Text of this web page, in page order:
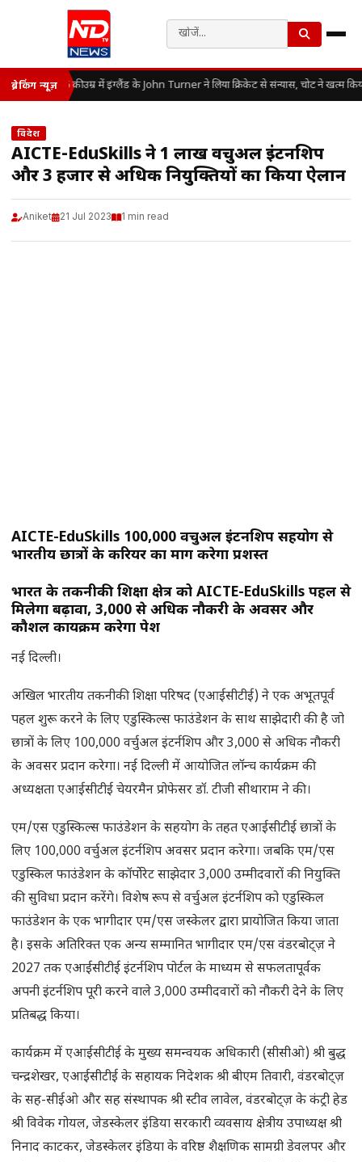
ब्रेकिंग न्यूज़25 की उम्र में इंग्लैंड के John Turner ने लिया क्रिकेट से संन्यास, चोट ने खत्म
विदेश
AICTE-EduSkills ने 1 लाख वर्चुअल इंटर्नशिप
और 3 हजार से अधिक नियुक्तियों का किया ऐलान
Aniket 21 Jul 2023 1 min read
AICTE-EduSkills 100,000 वर्चुअल इंटर्नशिप सहयोग से
भारतीय छात्रों के करियर का मार्ग करेगा प्रशस्त
भारत के तकनीकी शिक्षा क्षेत्र को AICTE-EduSkills पहल से
मिलेगा बढ़ावा, 3,000 से अधिक नौकरी के अवसर और
कौशल कार्यक्रम करेगा पेश
नई दिल्ली।
अखिल भारतीय तकनीकी शिक्षा परिषद (एआईसीटीई) ने एक अभूतपूर्व
पहल शुरू करने के लिए एडुस्किल्स फाउंडेशन के साथ साझेदारी की है जो
छात्रों के लिए 100,000 वर्चुअल इंटर्नशिप और 3,000 से अधिक नौकरी
के अवसर प्रदान करेगा। नई दिल्ली में आयोजित लॉन्च कार्यक्रम की
अध्यक्षता एआईसीटीई चेयरमैन प्रोफेसर डॉ. टीजी सीथाराम ने की।
एम/एस एडुस्किल्स फाउंडेशन के सहयोग के तहत एआईसीटीई छात्रों के
लिए 100,000 वर्चुअल इंटर्नशिप अवसर प्रदान करेगा। जबकि एम/एस
एडुस्किल फाउंडेशन के कॉर्पोरेट साझेदार 3,000 उम्मीदवारों की नियुक्ति
की सुविधा प्रदान करेंगे। विशेष रूप से वर्चुअल इंटर्नशिप को एडुस्किल
फाउंडेशन के एक भागीदार एम/एस जस्केलर द्वारा प्रायोजित किया जाता
है। इसके अतिरिक्त एक अन्य सम्मानित भागीदार एम/एस वंडरबोट्ज़ ने
2027 तक एआईसीटीई इंटर्नशिप पोर्टल के माध्यम से सफलतापूर्वक
अपनी इंटर्नशिप पूरी करने वाले 3,000 उम्मीदवारों को नौकरी देने के लिए
प्रतिबद्ध किया।
कार्यक्रम में एआईसीटीई के मुख्य समन्वयक अधिकारी (सीसीओ) श्री बुद्ध
चन्द्रशेखर, एआईसीटीई के सहायक निदेशक श्री बीएम तिवारी, वंडरबोट्ज़
के सह-सीईओ और सह संस्थापक श्री स्टीव लावेल, वंडरबोट्ज़ के कंट्री हेड
श्री विवेक गोयल, जेडस्केलर इंडिया सरकारी व्यवसाय क्षेत्रीय उपाध्यक्ष श्री
निनाद काटकर, जेडस्केलर इंडिया के वरिष्ठ शैक्षणिक सामग्री डेवलपर और